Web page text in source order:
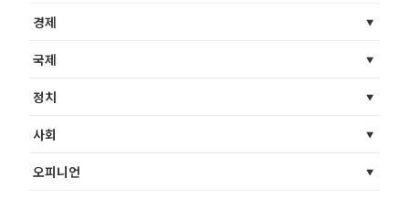
경제
국제
정치
사회
오피니언